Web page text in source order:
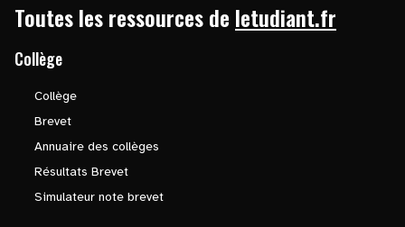
Toutes les ressources de letudiant.fr
Collège
Collège
Brevet
Annuaire des collèges
Résultats Brevet
Simulateur note brevet